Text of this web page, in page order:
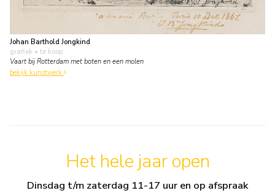
Johan Barthold Jongkind
grafiek • te koop
Vaart bij Rotterdam met boten en een molen
bekijk kunstwerk
Het hele jaar open
Dinsdag t/m zaterdag 11-17 uur en op afspraak